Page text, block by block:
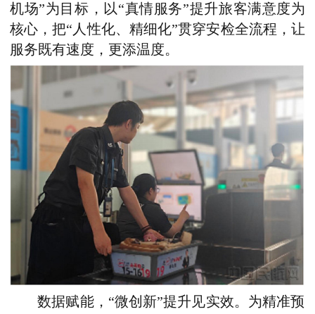
机场”为目标，以“真情服务”提升旅客满意度为
核心，把“人性化、精细化”贯穿安检全流程，让
服务既有速度，更添温度。
数据赋能，“微创新”提升见实效。为精准预